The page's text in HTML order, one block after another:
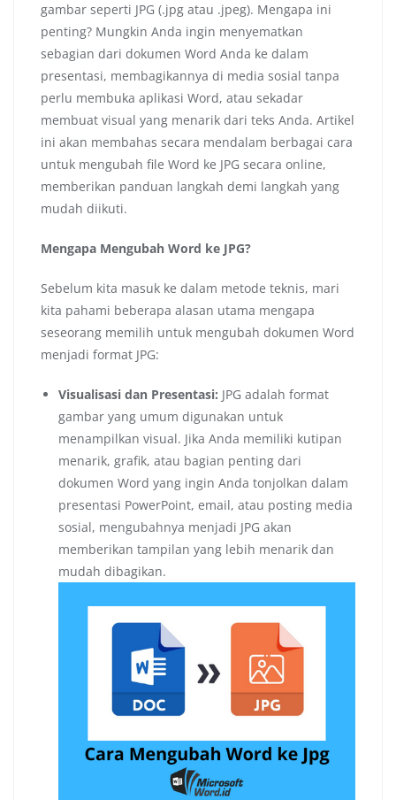
gambar seperti JPG (.jpg atau .jpeg). Mengapa ini
penting? Mungkin Anda ingin menyematkan
sebagian dari dokumen Word Anda ke dalam
presentasi, membagikannya di media sosial tanpa
perlu membuka aplikasi Word, atau sekadar
membuat visual yang menarik dari teks Anda. Artikel
ini akan membahas secara mendalam berbagai cara
untuk mengubah file Word ke JPG secara online,
memberikan panduan langkah demi langkah yang
mudah diikuti.
Mengapa Mengubah Word ke JPG?
Sebelum kita masuk ke dalam metode teknis, mari
kita pahami beberapa alasan utama mengapa
seseorang memilih untuk mengubah dokumen Word
menjadi format JPG:
Visualisasi dan Presentasi: JPG adalah format
gambar yang umum digunakan untuk
menampilkan visual. Jika Anda memiliki kutipan
menarik, grafik, atau bagian penting dari
dokumen Word yang ingin Anda tonjolkan dalam
presentasi PowerPoint, email, atau posting media
sosial, mengubahnya menjadi JPG akan
memberikan tampilan yang lebih menarik dan
mudah dibagikan.